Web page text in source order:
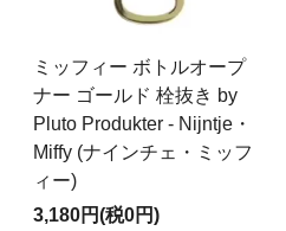
ミッフィー ボトルオープ
ナー ゴールド 栓抜き by
Pluto Produkter - Nijntje・
Miffy (ナインチェ・ミッフ
ィー)
3,180円(税0円)